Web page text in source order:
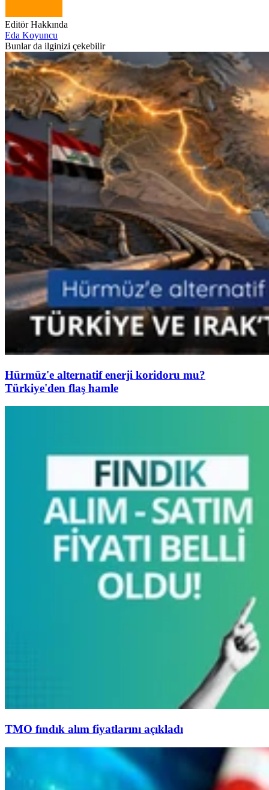
Editör Hakkında
Eda Koyuncu
Bunlar da ilginizi çekebilir
Hürmüz'e alternatif enerji koridoru mu?
Türkiye'den flaş hamle
TMO fındık alım fiyatlarını açıkladı